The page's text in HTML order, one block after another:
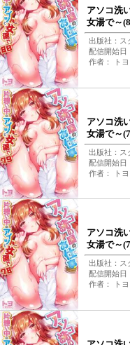
アソコ洗
女湯で～
出版社：ス
配信開始日
作者： トヨ
アソコ洗
女湯で～
出版社：ス
配信開始日
作者： トヨ
アソコ洗
女湯で～
出版社：ス
配信開始日
作者： トヨ